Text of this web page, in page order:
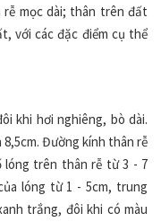
mọc dài; thân trên đất
với các đặc điểm cụ thể
hơi nghiêng, bò dài.
Đường kính thân rễ
lóng trên thân rễ từ 3 - 7
lóng từ 1 - 5cm, trung
trắng, đôi khi có màu